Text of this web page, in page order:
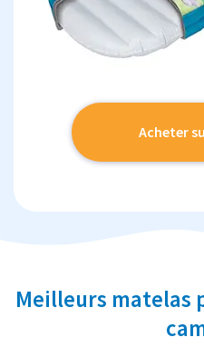
Acheter
Meilleurs matelas